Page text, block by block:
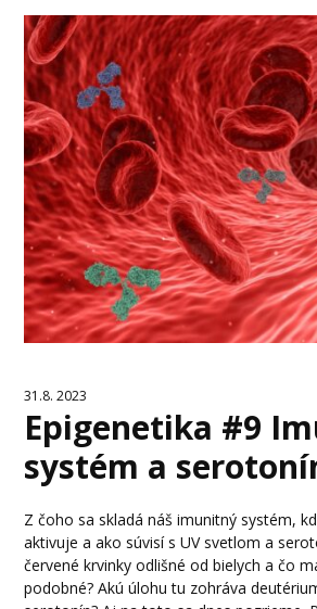
31.8. 2023
Epigenetika #9
systém a
Z čoho sa skladá náš imunitný systém,
aktivuje a ako súvisí s UV svetlom a
červené krvinky odlišné od bielych a čo
podobné? Akú úlohu tu zohráva